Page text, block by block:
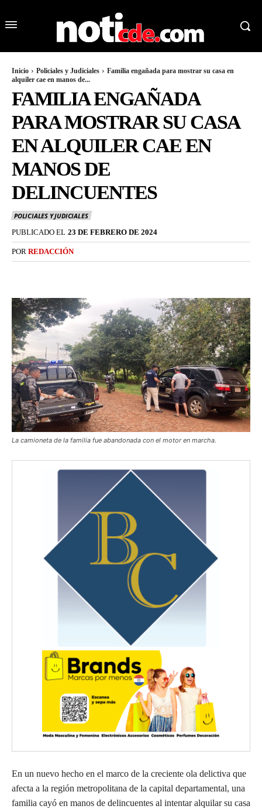
Inicio Policiales y Judiciales
Familia engañada para mostrar su casa en
alquiler cae en manos de...
FAMILIA ENGAÑADA
PARA MOSTRAR SU CASA
EN ALQUILER CAE EN
MANOS DE
DELINCUENTES
POLICIALES Y JUDICIALES
PUBLICADO EL 23 DE FEBRERO DE 2024
POR REDACCIÓN
La camioneta de la familia fue abandonada con el motor en marcha.
En un nuevo hecho en el marco de la creciente ola delictiva que
afecta a la región metropolitana de la capital departamental, una
familia cayó en manos de delincuentes al intentar alquilar su casa